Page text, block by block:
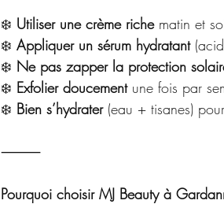
❄️ Utiliser une crème riche matin et
❄️ Appliquer un sérum hydratant
❄️ Ne pas zapper la protection
❄️ Exfolier doucement une fois par
❄️ Bien s’hydrater (eau + tisanes)
⸻
Pourquoi choisir MJ Beauty à